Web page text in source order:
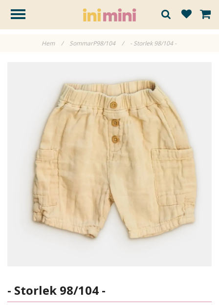
Hem / SommarP98/104 / - Storlek 98/104 -
- Storlek 98/104 -